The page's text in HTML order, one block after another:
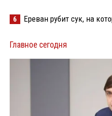
6 Ереван рубит сук, на
Главное сегодня